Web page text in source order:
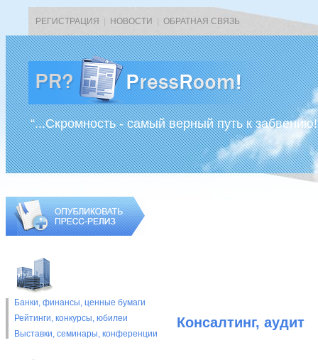
РЕГИСТРАЦИЯ НОВОСТИ ОБРАТНАЯ СВЯЗЬ
“...Скромность - самый верный путь к
Банки, финансы, ценные бумаги
Рейтинги, конкурсы, юбилеи
Выставки, cеминары, конференции
Консалтинг, аудит